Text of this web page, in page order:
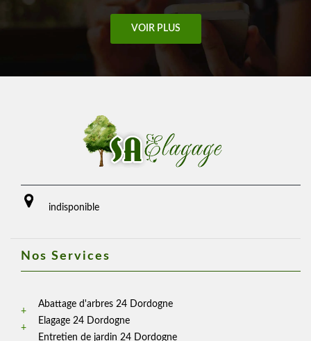
VOIR PLUS
indisponible
Nos Services
Abattage d'arbres 24 Dordogne
Elagage 24 Dordogne
Entretien de jardin 24 Dordogne